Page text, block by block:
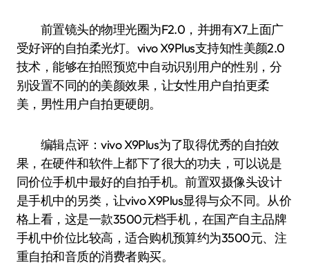
前置镜头的物理光圈为F2.0，并拥有X7上面广
受好评的自拍柔光灯。vivo X9Plus支持知性美颜2.0
技术，能够在拍照预览中自动识别用户的性别，分
别设置不同的的美颜效果，让女性用户自拍更柔
美，男性用户自拍更硬朗。
编辑点评：vivo X9Plus为了取得优秀的自拍效
果，在硬件和软件上都下了很大的功夫，可以说是
同价位手机中最好的自拍手机。前置双摄像头设计
是手机中的另类，让vivo X9Plus显得与众不同。从价
格上看，这是一款3500元档手机，在国产自主品牌
手机中价位比较高，适合购机预算约为3500元、注
重自拍和音质的消费者购买。